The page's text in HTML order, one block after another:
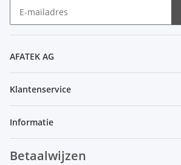
AFATEK AG
Klantenservice
Informatie
Betaalwijzen